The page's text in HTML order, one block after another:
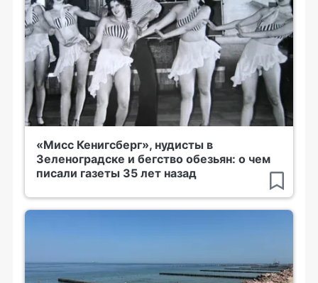
«Мисс Кенигсберг», нудисты в
Зеленоградске и бегство обезьян: о чем
писали газеты 35 лет назад